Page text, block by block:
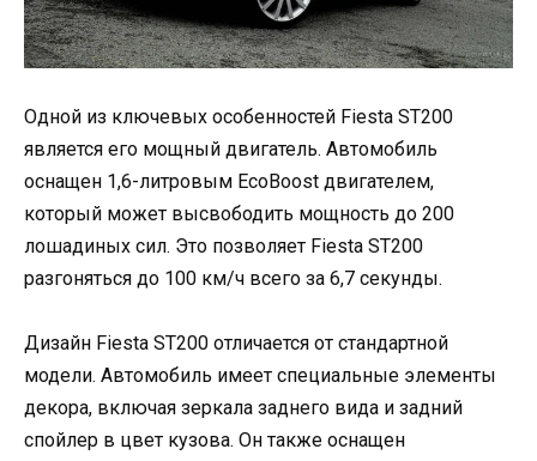
Одной из ключевых особенностей Fiesta ST200
является его мощный двигатель. Автомобиль
оснащен 1,6-литровым EcoBoost двигателем,
который может высвободить мощность до 200
лошадиных сил. Это позволяет Fiesta ST200
разгоняться до 100 км/ч всего за 6,7 секунды.
Дизайн Fiesta ST200 отличается от стандартной
модели. Автомобиль имеет специальные элементы
декора, включая зеркала заднего вида и задний
спойлер в цвет кузова. Он также оснащен